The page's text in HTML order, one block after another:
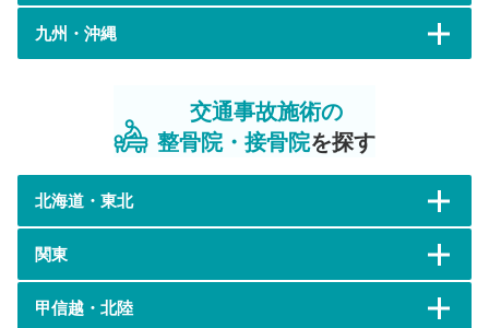
九州・沖縄
交通事故施術の
整骨院・接骨院を探す
北海道・東北
関東
甲信越・北陸